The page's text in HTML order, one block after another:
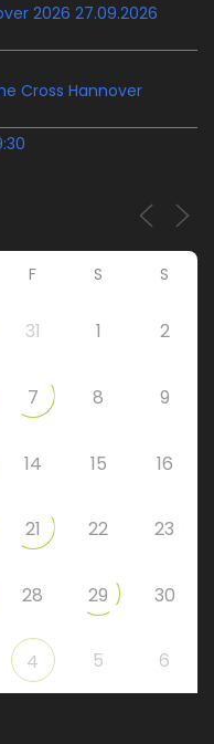
2026 27.09.2026
Cross Hannover
F S S
31 1 2
7 8 9
14 15 16
21 22 23
28 29 30
4 5 6